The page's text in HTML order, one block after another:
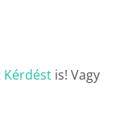
Kérdést is! Vagy